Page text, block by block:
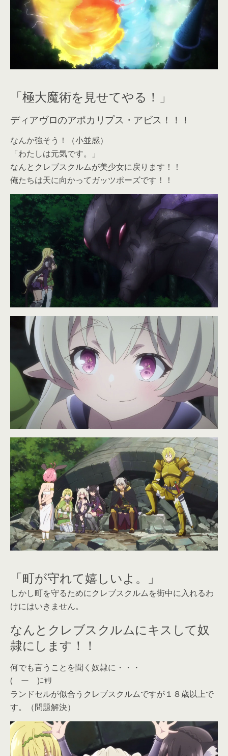
「極大魔術を見せてやる！」
ディアヴロのアポカリプス・アビス！！！
なんか強そう！（小並感）
「わたしは元気です。」
なんとクレブスクルムが美少女に戻ります！！
俺たちは天に向かってガッツポーズです！！
「町が守れて嬉しいよ。」
しかし町を守るためにクレブスクルムを街中に入れるわ
けにはいきません。
なんとクレブスクルムにキスして奴
隷にします！！
何でも言うことを聞く奴隷に・・・
(￣ー￣)ﾆﾔﾘ
ランドセルが似合うクレブスクルムですが１８歳以上で
す。（問題解決）